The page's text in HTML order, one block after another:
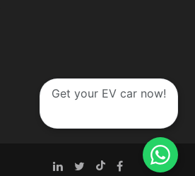
Get your EV car now!